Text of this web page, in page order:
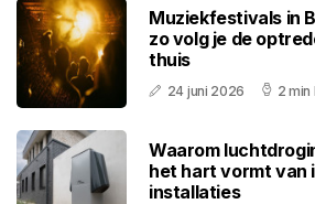
Muziekfestivals in
zo volg je de
thuis
24 juni 2026 2
Waarom
het hart vormt van
installaties